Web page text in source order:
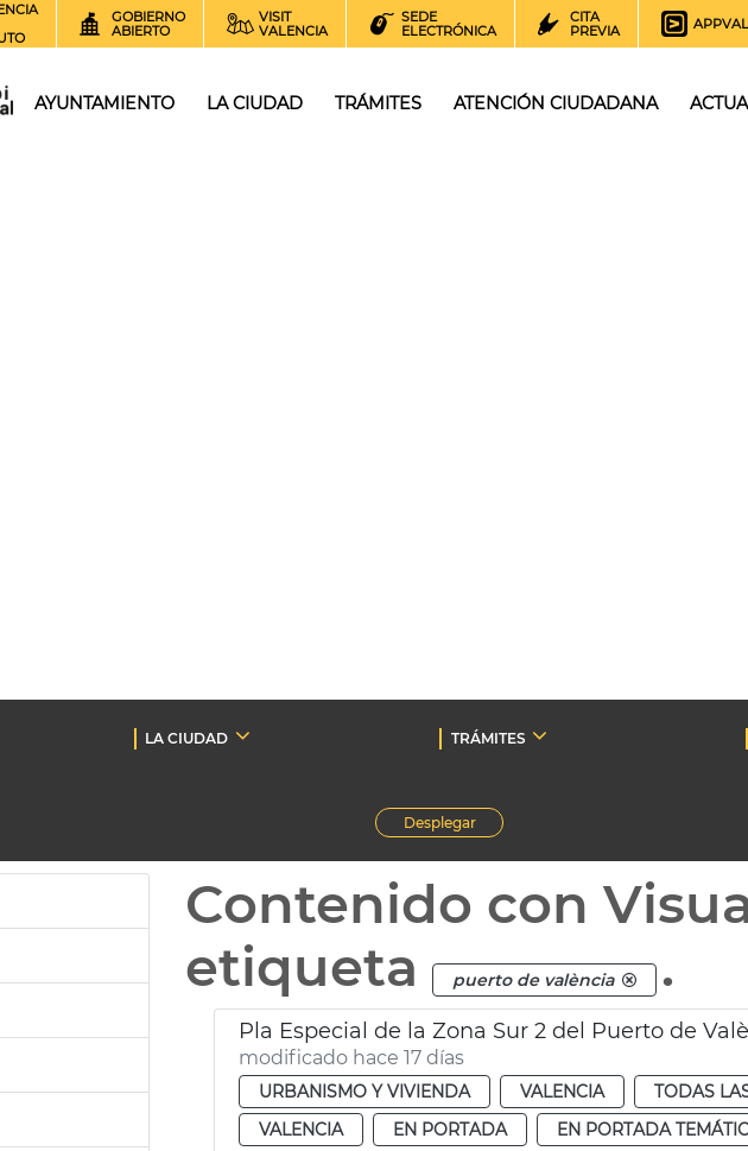
GOBIERNO
ABIERTO
VISIT
VALENCIA
SEDE
ELECTRÓNICA
CITA
PREVIA
AYUNTAMIENTO LA CIUDAD TRÁMITES ATENCIÓN CIUDADANA
LA CIUDAD TRÁMITES
Desplegar
Contenido con
etiqueta
puerto de valència .
Pla Especial de la Zona Sur 2 del Puerto de
modificado hace 17 días
URBANISMO Y VIVIENDA VALENCIA TODAS
VALENCIA
EN PORTADA EN PORTADA